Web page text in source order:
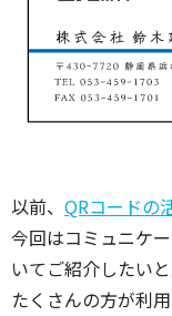
以前、 QRコードの
今回はコミュニケ
いてご紹介したいと
たくさんの方が利